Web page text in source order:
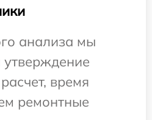
анализа мы
время
ремонтные